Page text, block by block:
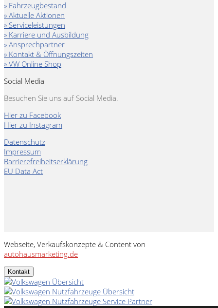
» Fahrzeugbestand
» Aktuelle Aktionen
» Serviceleistungen
» Karriere und Ausbildung
» Ansprechpartner
» Kontakt & Öffnungszeiten
» VW Online Shop
Social Media
Besuchen Sie uns auf Social Media.
Hier zu Facebook
Hier zu Instagram
Datenschutz
Impressum
Barrierefreiheitserklärung
EU Data Act
Webseite, Verkaufskonzepte & Content von
autohausmarketing.de
Kontakt